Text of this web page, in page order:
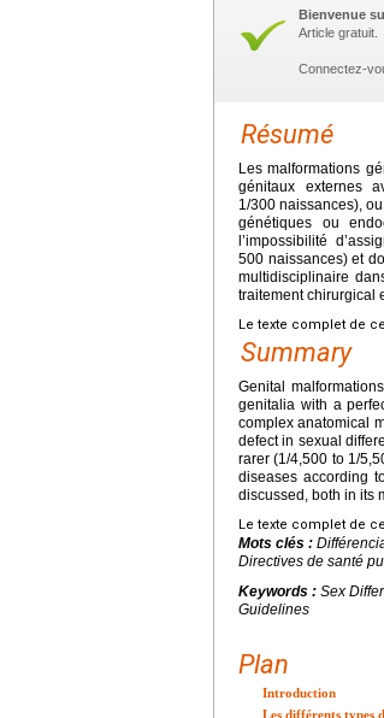
Bienvenue
Article gratuit.
Connectez-
Résumé
Les malformations
génitaux externes
1/300 naissances),
génétiques ou
l’impossibilité
500 naissances) et
multidisciplinaire
traitement chirurgical
Le texte complet de
Summary
Genital
genitalia with a
complex anatomical
defect in sexual
rarer (1/4,500 to 1/
diseases according
discussed, both in its
Le texte complet de
Mots clés :
Directives de santé
Keywords : Sex
Guidelines
Plan
Introduction
Les différents types